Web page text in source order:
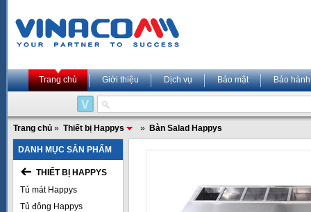
Trang chủ Giới thiệu Dịch vụ Bảo mật Bảo hành
Trang chủ » Thiết bị Happys » Bàn Salad Happys
DANH MỤC SẢN PHẨM
THIẾT BỊ HAPPYS
Tủ mát Happys
Tủ đông Happys